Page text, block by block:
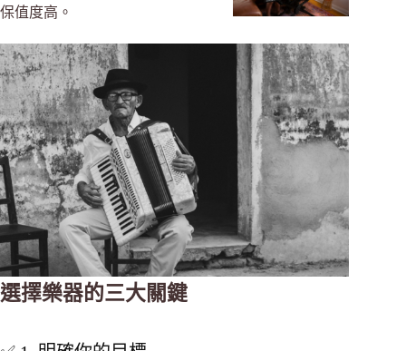
保值度高。
選擇樂器的三大關鍵